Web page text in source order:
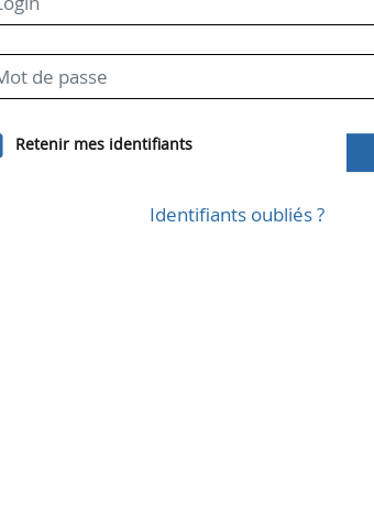
Retenir mes identifiants
Identifiants oubliés ?